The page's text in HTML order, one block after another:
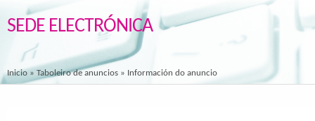
SEDE ELECTRÓNICA
Inicio » Taboleiro de anuncios » Información do anuncio